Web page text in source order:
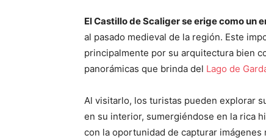
El Castillo de Scaliger se erige como un
al pasado medieval de la región. Este
principalmente por su arquitectura bien
panorámicas que brinda del Lago de
Al visitarlo, los turistas pueden explorar
en su interior, sumergiéndose en la rica
con la oportunidad de capturar